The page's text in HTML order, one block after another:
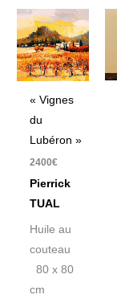
« Vignes
du
Lubéron »
2400€
Pierrick
TUAL
Huile au
couteau
80 x 80
cm